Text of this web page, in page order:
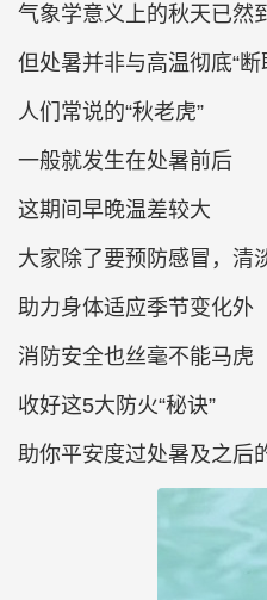
气象学意义上的秋天已然
但处暑并非与高温彻底“断
人们常说的“秋老虎”
一般就发生在处暑前后
这期间早晚温差较大
大家除了要预防感冒，清
助力身体适应季节变化外
消防安全也丝毫不能马虎
收好这5大防火“秘诀”
助你平安度过处暑及之后